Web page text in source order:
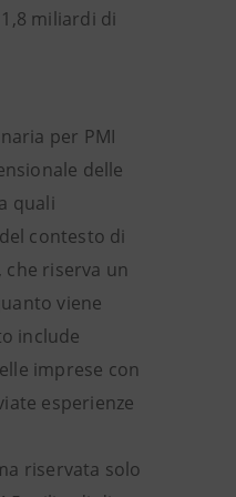
miliardi di
per PMI
delle
quali
contesto di
che riserva un
viene
include
imprese con
esperienze
riservata solo